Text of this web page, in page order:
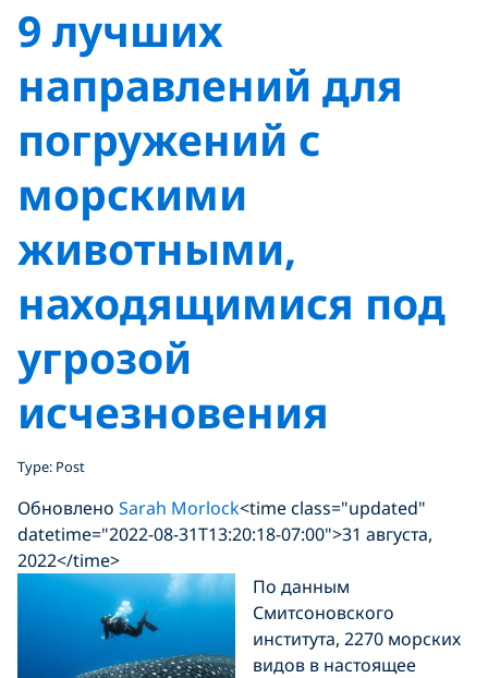
9 лучших
направлений для
погружений с
морскими
животными,
находящимися под
угрозой
исчезновения
Type: Post
Обновлено Sarah Morlock<time class="updated"
datetime="2022-08-31T13:20:18-07:00">31 августа,
2022</time>
По данным
Смитсоновского
института, 2270 морских
видов в настоящее